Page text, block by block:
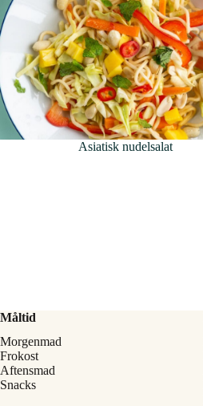
Asiatisk nudelsalat
Måltid
Morgenmad
Frokost
Aftensmad
Snacks